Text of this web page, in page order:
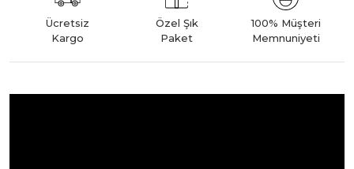
Ücretsiz
Kargo
Özel Şık
Paket
100% Müşteri
Memnuniyeti